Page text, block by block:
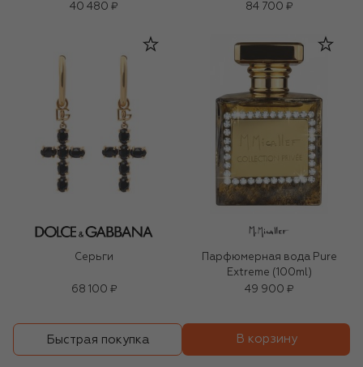
40 480 ₽
84 700 ₽
Серьги
68 100 ₽
Парфюмерная вода Pure
Extreme (100ml)
49 900 ₽
Быстрая покупка В корзину